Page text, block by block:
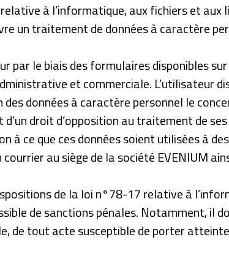
à l’informatique, aux fichiers et
un traitement de données à caractère
par le biais des formulaires disponibles
et commerciale. L’utilisateur
données à caractère personnel le
droit d’opposition au traitement de
à ce que ces données soient utilisées à
au siège de la société EVENIUM
de la loi n°78-17 relative à
de sanctions pénales. Notamment, il
de tout acte susceptible de porter